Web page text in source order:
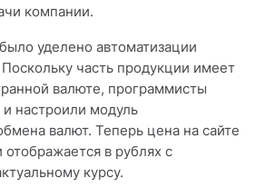
компании.
уделено автоматизации
часть продукции имеет
валюте, программисты
настроили модуль
валют. Теперь цена на сайте
отображается в рублях с
курсу.